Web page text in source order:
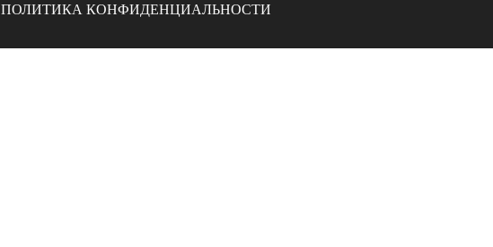
ПОЛИТИКА КОНФИДЕНЦИАЛЬНОСТИ